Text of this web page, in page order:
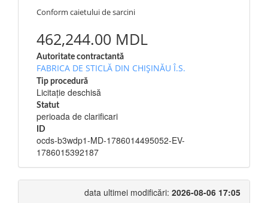
Conform caietului de sarcini
462,244.00 MDL
Autoritate contractantă
FABRICA DE STICLĂ DIN CHIŞINĂU Î.S.
Tip procedură
Licitație deschisă
Statut
perioada de clarificari
ID
ocds-b3wdp1-MD-1786014495052-EV-
1786015392187
data ultimei modificări: 2026-08-06 17:05